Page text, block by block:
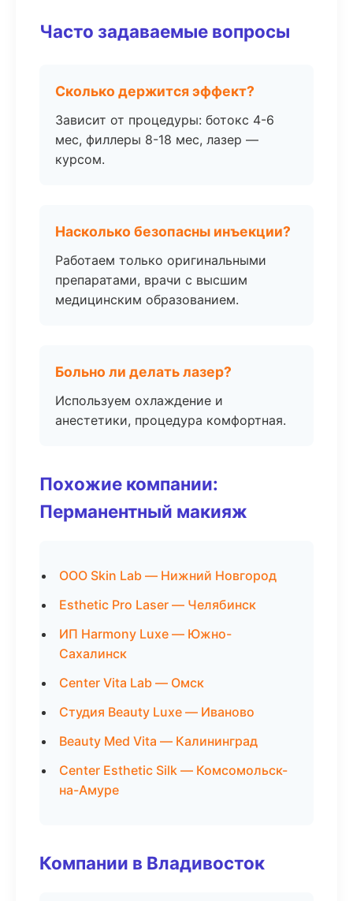
Часто задаваемые вопросы
Сколько держится эффект?
Зависит от процедуры: ботокс 4-6
мес, филлеры 8-18 мес, лазер —
курсом.
Насколько безопасны инъекции?
Работаем только оригинальными
препаратами, врачи с высшим
медицинским образованием.
Больно ли делать лазер?
Используем охлаждение и
анестетики, процедура комфортная.
Похожие компании:
Перманентный макияж
ООО Skin Lab — Нижний Новгород
Esthetic Pro Laser — Челябинск
ИП Harmony Luxe — Южно-
Сахалинск
Center Vita Lab — Омск
Студия Beauty Luxe — Иваново
Beauty Med Vita — Калининград
Center Esthetic Silk — Комсомольск-
на-Амуре
Компании в Владивосток